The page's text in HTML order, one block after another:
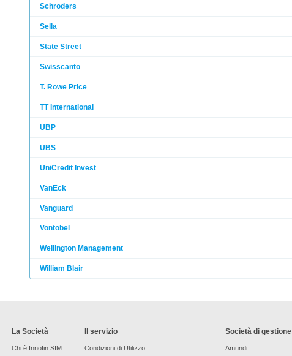
Schroders
Sella
State Street
Swisscanto
T. Rowe Price
TT International
UBP
UBS
UniCredit Invest
VanEck
Vanguard
Vontobel
Wellington Management
William Blair
La Società
Chi è Innofin SIM
Il servizio
Condizioni di Utilizzo
Società di gestione
Amundi